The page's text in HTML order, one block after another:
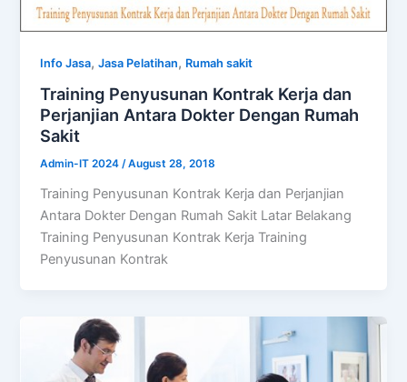
Info Jasa,Jasa Pelatihan, Rumah sakit
Training Penyusunan Kontrak Kerja dan
Perjanjian Antara Dokter Dengan Rumah
Sakit
Admin-IT 2024/August 28, 2018
Training Penyusunan Kontrak Kerja dan Perjanjian
Antara Dokter Dengan Rumah Sakit Latar Belakang
Training Penyusunan Kontrak Kerja Training
Penyusunan Kontrak